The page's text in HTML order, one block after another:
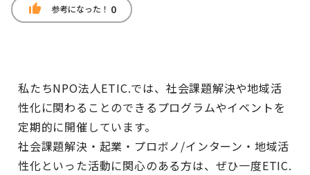
thumb_up 参考になった！ 0
私たちNPO法人ETIC.では、社会課題解決や地域活
性化に関わることのできるプログラムやイベントを
定期的に開催しています。
社会課題解決・起業・プロボノ/インターン・地域活
性化といった活動に関心のある方は、ぜひ一度ETIC.